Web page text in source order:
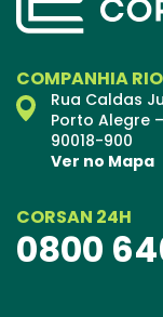
COMPANHIA
Rua Caldas
Porto Alegre –
90018-900
Ver no Mapa
CORSAN 24H
0800